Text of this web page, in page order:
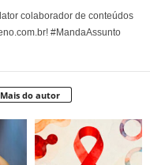
colaborador de conteúdos
#MandaAssunto
Mais do autor